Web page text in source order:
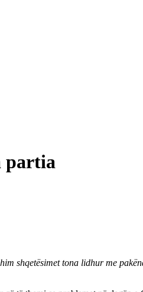
partia
shqetësimet tona lidhur me